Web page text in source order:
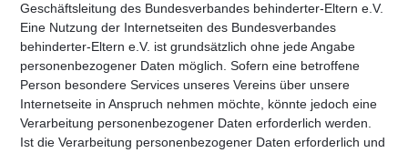
Geschäftsleitung des Bundesverbandes behinderter-Eltern e.V.
Eine Nutzung der Internetseiten des Bundesverbandes
behinderter-Eltern e.V. ist grundsätzlich ohne jede Angabe
personenbezogener Daten möglich. Sofern eine betroffene
Person besondere Services unseres Vereins über unsere
Internetseite in Anspruch nehmen möchte, könnte jedoch eine
Verarbeitung personenbezogener Daten erforderlich werden.
Ist die Verarbeitung personenbezogener Daten erforderlich und